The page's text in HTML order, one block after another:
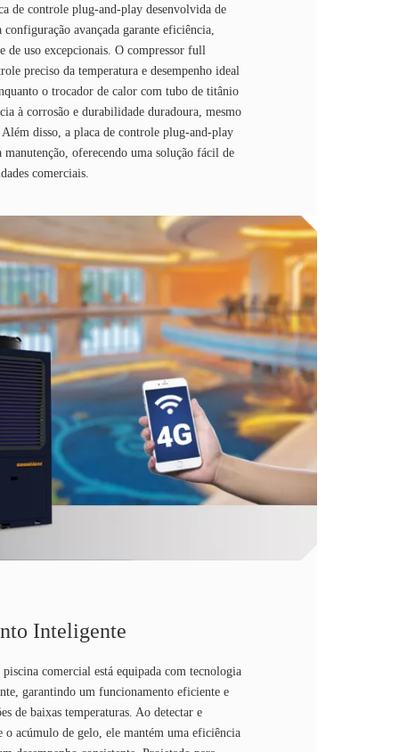
de controle plug-and-play desenvolvida de
configuração avançada garante eficiência,
de uso excepcionais. O compressor full
preciso da temperatura e desempenho ideal
o trocador de calor com tubo de titânio
à corrosão e durabilidade duradoura, mesmo
Além disso, a placa de controle plug-and-play
oferecendo uma solução fácil de
comerciais.
Inteligente
comercial está equipada com tecnologia
garantindo um funcionamento eficiente e
de baixas temperaturas. Ao detectar e
o acúmulo de gelo, ele mantém uma eficiência